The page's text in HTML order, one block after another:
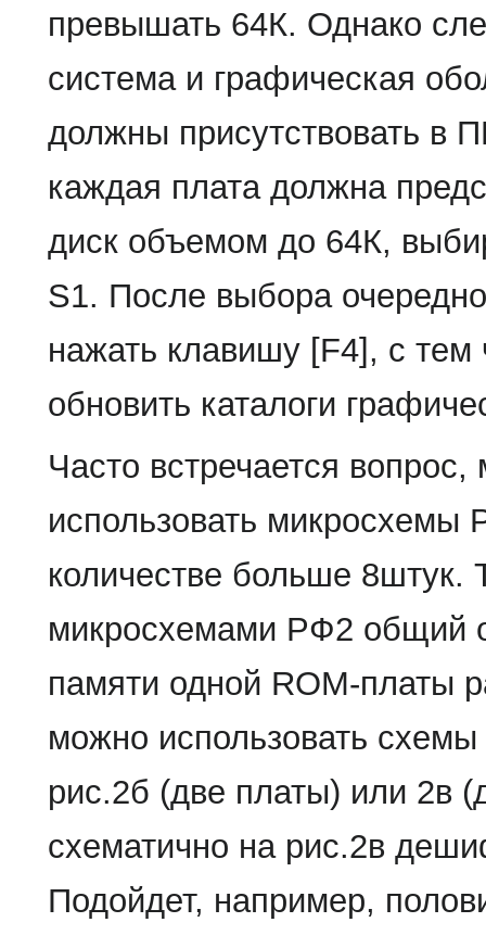
превышать 64К. Однако
система и графическая
должны присутствовать в
каждая плата должна
диск объемом до 64К,
S1. После выбора
нажать клавишу [F4], с тем
обновить каталоги
Часто встречается
использовать микросхемы
количестве больше 8штук.
микросхемами РФ2 общий
памяти одной ROM-платы
можно использовать
рис.2б (две платы) или 2в
схематично на рис.2в
Подойдет, например,